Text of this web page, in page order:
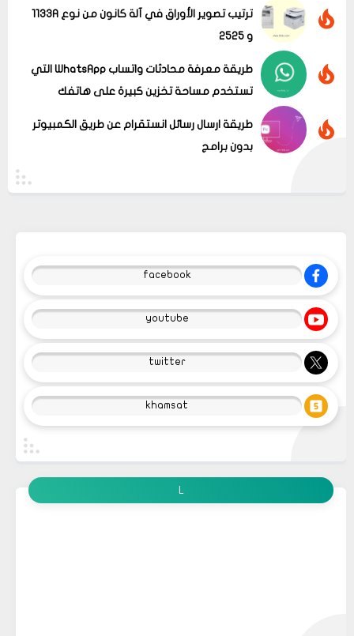
ترتيب تصوير الأوراق في آلة كانون من نوع 1133A
و 2525
طريقة معرفة محادثات واتساب WhatsApp التي
تستخدم مساحة تخزين كبيرة على هاتفك
طريقة ارسال رسائل انستقرام عن طريق الكمبيوتر
بدون برامج
facebook
youtube
twitter
khamsat
L